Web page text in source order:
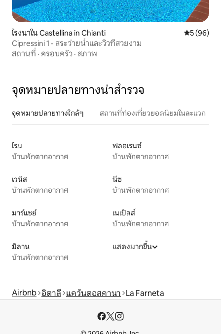
โรงนาใน Castellina in Chianti คะแนนเฉลี่
5 (96)
Cipressini 1 - สระว่ายน้ำและวิวที่สวยงาม
สถานที่ · ครอบครัว · สภาพ
จุดหมายปลายทางน่าสำรวจ
จุดหมายปลายทางใกล้ๆ สถานที่ท่องเที่ยวยอดนิยมในละแวก
โรม
บ้านพักตากอากาศ
ฟลอเรนซ์
บ้านพักตากอากาศ
เวนิส
บ้านพักตากอากาศ
นีซ
บ้านพักตากอากาศ
มาร์แซย์
บ้านพักตากอากาศ
เนเปิลส์
บ้านพักตากอากาศ
มิลาน
บ้านพักตากอากาศ
แสดงมากขึ้น
Airbnb อิตาลี แคว้นตอสคานา La Farneta